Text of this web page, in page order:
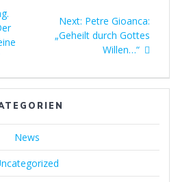
Next: Next
post:
Petre Gioanca:
„Geheilt durch Gottes
Willen…“
News